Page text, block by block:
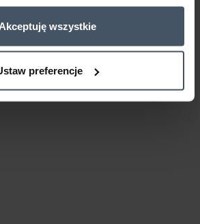
Akceptuję wszystkie
preferencje